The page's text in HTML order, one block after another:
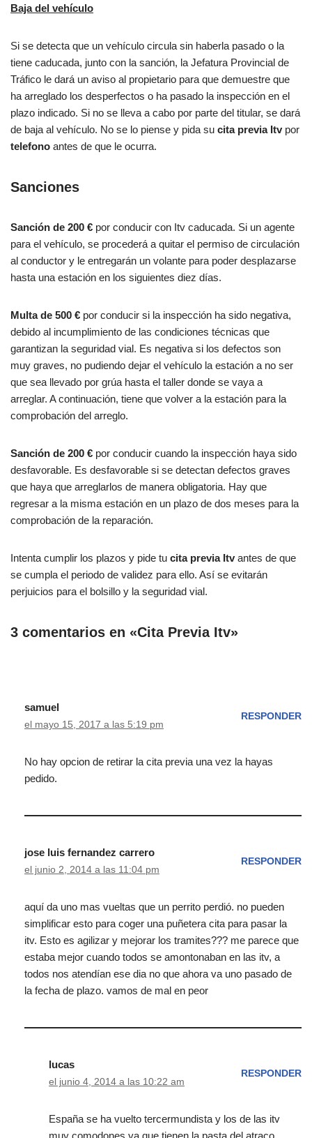
Baja del vehículo
Si se detecta que un vehículo circula sin haberla pasado o la
tiene caducada, junto con la sanción, la Jefatura Provincial de
Tráfico le dará un aviso al propietario para que demuestre que
ha arreglado los desperfectos o ha pasado la inspección en el
plazo indicado. Si no se lleva a cabo por parte del titular, se dará
de baja al vehículo. No se lo piense y pida su cita previa Itv por
telefono antes de que le ocurra.
Sanciones
Sanción de 200 € por conducir con Itv caducada. Si un agente
para el vehículo, se procederá a quitar el permiso de circulación
al conductor y le entregarán un volante para poder desplazarse
hasta una estación en los siguientes diez días.
Multa de 500 € por conducir si la inspección ha sido negativa,
debido al incumplimiento de las condiciones técnicas que
garantizan la seguridad vial. Es negativa si los defectos son
muy graves, no pudiendo dejar el vehículo la estación a no ser
que sea llevado por grúa hasta el taller donde se vaya a
arreglar. A continuación, tiene que volver a la estación para la
comprobación del arreglo.
Sanción de 200 € por conducir cuando la inspección haya sido
desfavorable. Es desfavorable si se detectan defectos graves
que haya que arreglarlos de manera obligatoria. Hay que
regresar a la misma estación en un plazo de dos meses para la
comprobación de la reparación.
Intenta cumplir los plazos y pide tu cita previa Itv antes de que
se cumpla el periodo de validez para ello. Así se evitarán
perjuicios para el bolsillo y la seguridad vial.
3 comentarios en «Cita Previa Itv»
samuel
el mayo 15, 2017 a las 5:19 pm
RESPONDER
No hay opcion de retirar la cita previa una vez la hayas
pedido.
jose luis fernandez carrero
el junio 2, 2014 a las 11:04 pm
RESPONDER
aquí da uno mas vueltas que un perrito perdió. no pueden
simplificar esto para coger una puñetera cita para pasar la
itv. Esto es agilizar y mejorar los tramites??? me parece que
estaba mejor cuando todos se amontonaban en las itv, a
todos nos atendían ese dia no que ahora va uno pasado de
la fecha de plazo. vamos de mal en peor
lucas
el junio 4, 2014 a las 10:22 am
RESPONDER
España se ha vuelto tercermundista y los de las itv
muy comodones ya que tienen la pasta del atraco